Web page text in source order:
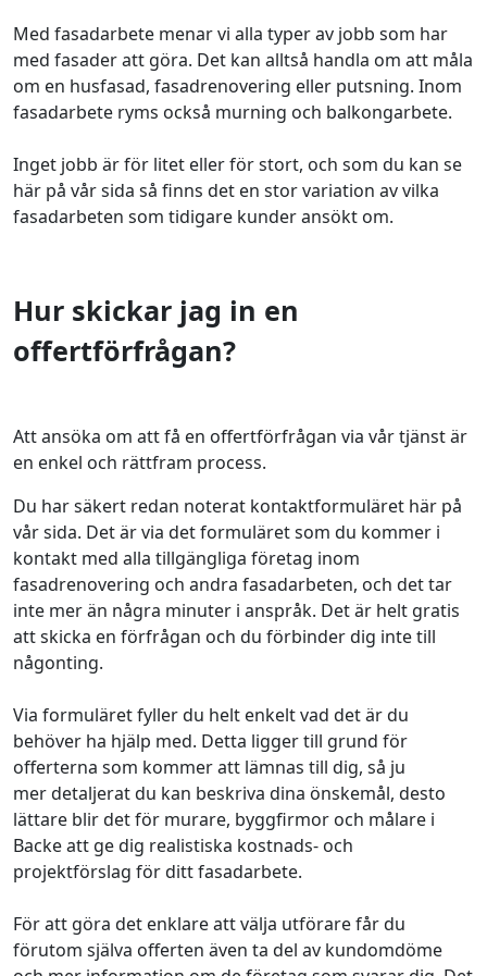
Med fasadarbete menar vi alla typer av jobb som har
med fasader att göra. Det kan alltså handla om att måla
om en husfasad, fasadrenovering eller putsning. Inom
fasadarbete ryms också murning och balkongarbete.
Inget jobb är för litet eller för stort, och som du kan se
här på vår sida så finns det en stor variation av vilka
fasadarbeten som tidigare kunder ansökt om.
Hur skickar jag in en
offertförfrågan?
Att ansöka om att få en offertförfrågan via vår tjänst är
en enkel och rättfram process.
Du har säkert redan noterat kontaktformuläret här på
vår sida. Det är via det formuläret som du kommer i
kontakt med alla tillgängliga företag inom
fasadrenovering och andra fasadarbeten, och det tar
inte mer än några minuter i anspråk. Det är helt gratis
att skicka en förfrågan och du förbinder dig inte till
någonting.
Via formuläret fyller du helt enkelt vad det är du
behöver ha hjälp med. Detta ligger till grund för
offerterna som kommer att lämnas till dig, så ju
mer detaljerat du kan beskriva dina önskemål, desto
lättare blir det för murare, byggfirmor och målare i
Backe att ge dig realistiska kostnads- och
projektförslag för ditt fasadarbete.
För att göra det enklare att välja utförare får du
förutom själva offerten även ta del av kundomdöme